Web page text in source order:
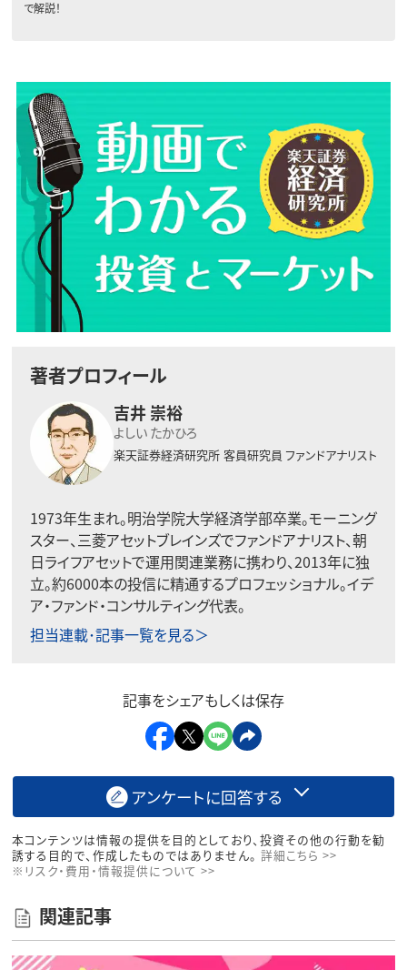
で解説！
著者プロフィール
吉井 崇裕
よしい たかひろ
楽天証券経済研究所 客員研究員 ファンドアナリスト
1973年生まれ。明治学院大学経済学部卒業。モーニング
スター、三菱アセットブレインズでファンドアナリスト、朝
日ライフアセットで運用関連業務に携わり、2013年に独
立。約6000本の投信に精通するプロフェッショナル。イデ
ア・ファンド・コンサルティング代表。
担当連載･記事一覧を見る＞
記事をシェアもしくは保存
アンケートに回答する
本コンテンツは情報の提供を目的としており、投資その他の行動を勧
誘する目的で、作成したものではありません。 詳細こちら >>
※リスク・費用・情報提供について >>
関連記事